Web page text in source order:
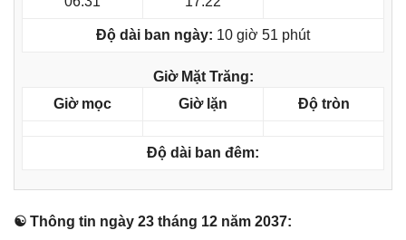
Độ dài ban ngày: 10 giờ 51 phút
Giờ Mặt Trăng:
Giờ mọc
Giờ lặn Độ tròn
Độ dài ban đêm:
☯ Thônɡ tin ngày 23 thánɡ 12 năm 2037: